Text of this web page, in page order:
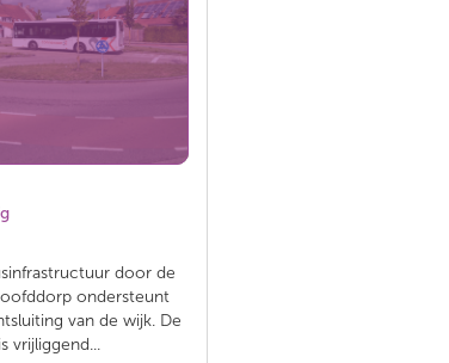
door de
ondersteunt
van de wijk. De
vrijliggend...